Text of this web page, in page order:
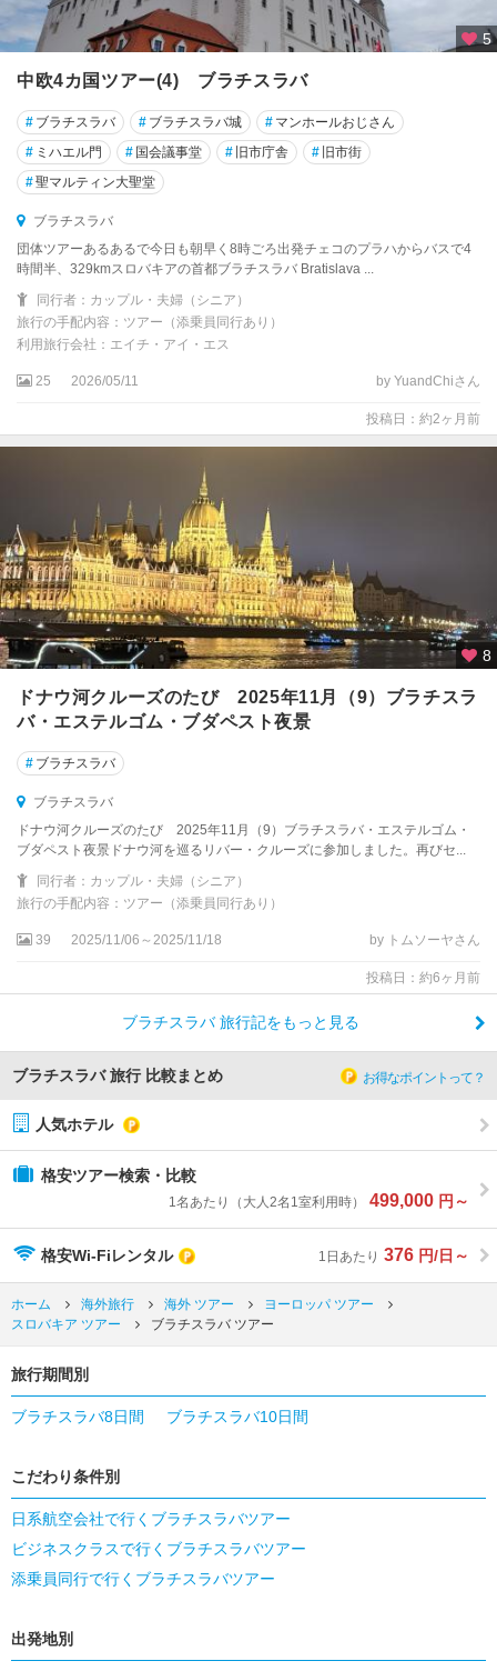
5
中欧4カ国ツアー(4) ブラチスラバ
# ブラチスラバ # ブラチスラバ城 # マンホールおじさん
# ミハエル門 # 国会議事堂 # 旧市庁舎 # 旧市街
#聖マルティン大聖堂
ブラチスラバ
団体ツアーあるあるで今日も朝早く8時ごろ出発チェコのプラハからバスで4
時間半、329kmスロバキアの首都ブラチスラバ Bratislava ...
同行者：カップル・夫婦（シニア）
旅行の手配内容：ツアー（添乗員同行あり）
利用旅行会社：エイチ・アイ・エス
25 2026/05/11 by YuandChiさん
投稿日：約2ヶ月前
8
ドナウ河クルーズのたび 2025年11月（9）ブラチスラ
バ・エステルゴム・ブダペスト夜景
# ブラチスラバ
ブラチスラバ
ドナウ河クルーズのたび 2025年11月（9）ブラチスラバ・エステルゴム・
ブダペスト夜景ドナウ河を巡るリバー・クルーズに参加しました。再びセ...
同行者：カップル・夫婦（シニア）
旅行の手配内容：ツアー（添乗員同行あり）
39 2025/11/06～2025/11/18 by トムソーヤさん
投稿日：約6ヶ月前
ブラチスラバ 旅行記をもっと見る
ブラチスラバ 旅行 比較まとめ お得なポイントって？
人気ホテル
格安ツアー検索・比較
1名あたり（大人2名1室利用時） 499,000 円～
格安Wi-Fiレンタル 1日あたり 376 円/日～
ホーム 海外旅行 海外 ツアー
ヨーロッパ ツアー
スロバキア ツアー
ブラチスラバ ツアー
旅行期間別
ブラチスラバ8日間 ブラチスラバ10日間
こだわり条件別
日系航空会社で行くブラチスラバツアー
ビジネスクラスで行くブラチスラバツアー
添乗員同行で行くブラチスラバツアー
出発地別